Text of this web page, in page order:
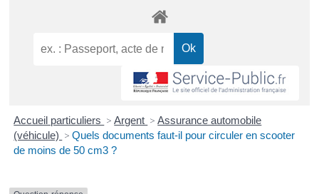
Accueil particuliers > Argent > Assurance automobile
(véhicule) > Quels documents faut-il pour circuler en scooter
de moins de 50 cm3 ?